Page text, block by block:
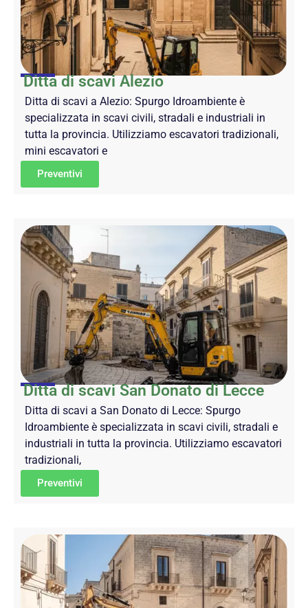
Ditta di scavi Alezio
Ditta di scavi a Alezio: Spurgo Idroambiente è
specializzata in scavi civili, stradali e industriali in
tutta la provincia. Utilizziamo escavatori tradizionali,
mini escavatori e
Preventivi
Ditta di scavi San Donato di Lecce
Ditta di scavi a San Donato di Lecce: Spurgo
Idroambiente è specializzata in scavi civili, stradali e
industriali in tutta la provincia. Utilizziamo escavatori
tradizionali,
Preventivi